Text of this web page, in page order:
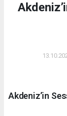
Akdeniz’in